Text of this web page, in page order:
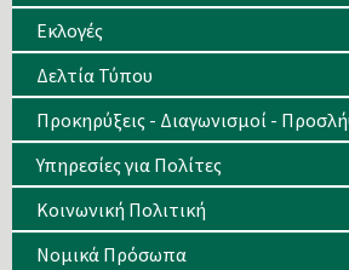
Eκλογές
Δελτία Τύπου
Προκηρύξεις - Διαγωνισμοί -
Υπηρεσίες για Πολίτες
Κοινωνική Πολιτική
Νομικά Πρόσωπα